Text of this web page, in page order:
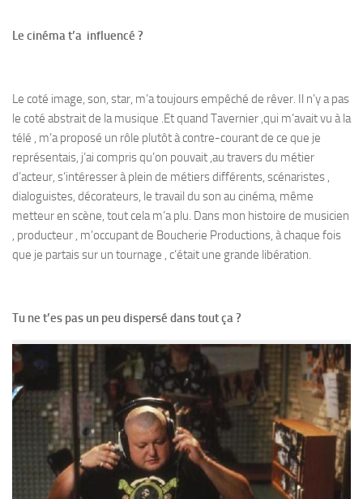
Le cinéma t’a influencé ?
Le coté image, son, star, m’a toujours empêché de rêver. Il n’y a pas
le coté abstrait de la musique .Et quand Tavernier ,qui m’avait vu à la
télé , m’a proposé un rôle plutôt à contre-courant de ce que je
représentais, j’ai compris qu’on pouvait ,au travers du métier
d’acteur, s’intéresser à plein de métiers différents, scénaristes ,
dialoguistes, décorateurs, le travail du son au cinéma, même
metteur en scène, tout cela m’a plu. Dans mon histoire de musicien
, producteur , m’occupant de Boucherie Productions, à chaque fois
que je partais sur un tournage , c’était une grande libération.
Tu ne t’es pas un peu dispersé dans tout ça ?